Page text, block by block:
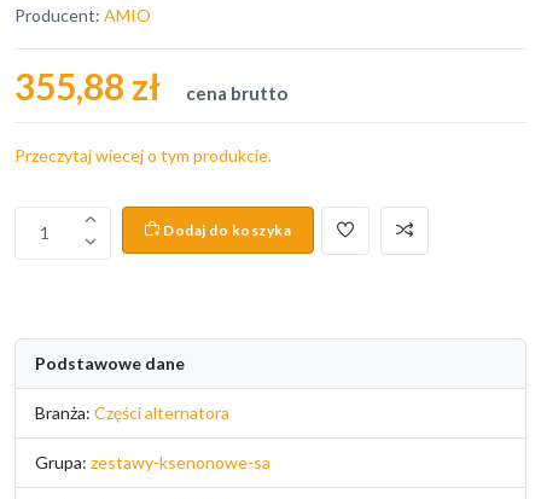
Producent: AMIO
355,88 zł cena brutto
Przeczytaj wiecej o tym produkcie.
1 Dodaj do koszyka
Podstawowe dane
Branża: Części alternatora
Grupa: zestawy-ksenonowe-sa